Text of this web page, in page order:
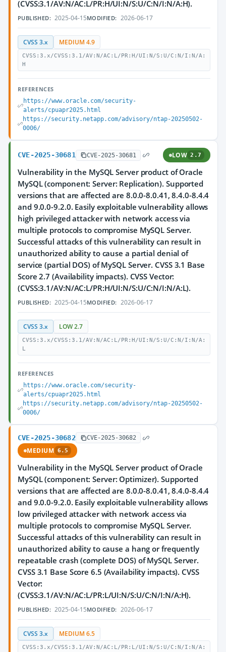
(CVSS:3.1/AV:N/AC:L/PR:H/UI:N/S:U/C:N/I:N/A:H).
PUBLISHED: 2025-04-15MODIFIED: 2026-06-17
CVSS 3.x MEDIUM 4.9
CVSS:3.x/CVSS:3.1/AV:N/AC:L/PR:H/UI:N/S:U/C:N/I:N/A:
H
REFERENCES
https://www.oracle.com/security-
alerts/cpuapr2025.html
https://security.netapp.com/advisory/ntap-20250502-
0006/
CVE-2025-30681 CVE-2025-30681 LOW 2.7
Vulnerability in the MySQL Server product of Oracle
MySQL (component: Server: Replication). Supported
versions that are affected are 8.0.0-8.0.41, 8.4.0-8.4.4
and 9.0.0-9.2.0. Easily exploitable vulnerability allows
high privileged attacker with network access via
multiple protocols to compromise MySQL Server.
Successful attacks of this vulnerability can result in
unauthorized ability to cause a partial denial of
service (partial DOS) of MySQL Server. CVSS 3.1 Base
Score 2.7 (Availability impacts). CVSS Vector:
(CVSS:3.1/AV:N/AC:L/PR:H/UI:N/S:U/C:N/I:N/A:L).
PUBLISHED: 2025-04-15MODIFIED: 2026-06-17
CVSS 3.x LOW 2.7
CVSS:3.x/CVSS:3.1/AV:N/AC:L/PR:H/UI:N/S:U/C:N/I:N/A:
L
REFERENCES
https://www.oracle.com/security-
alerts/cpuapr2025.html
https://security.netapp.com/advisory/ntap-20250502-
0006/
CVE-2025-30682 CVE-2025-30682
MEDIUM 6.5
Vulnerability in the MySQL Server product of Oracle
MySQL (component: Server: Optimizer). Supported
versions that are affected are 8.0.0-8.0.41, 8.4.0-8.4.4
and 9.0.0-9.2.0. Easily exploitable vulnerability allows
low privileged attacker with network access via
multiple protocols to compromise MySQL Server.
Successful attacks of this vulnerability can result in
unauthorized ability to cause a hang or frequently
repeatable crash (complete DOS) of MySQL Server.
CVSS 3.1 Base Score 6.5 (Availability impacts). CVSS
Vector:
(CVSS:3.1/AV:N/AC:L/PR:L/UI:N/S:U/C:N/I:N/A:H).
PUBLISHED: 2025-04-15MODIFIED: 2026-06-17
CVSS 3.x MEDIUM 6.5
CVSS:3.x/CVSS:3.1/AV:N/AC:L/PR:L/UI:N/S:U/C:N/I:N/A: